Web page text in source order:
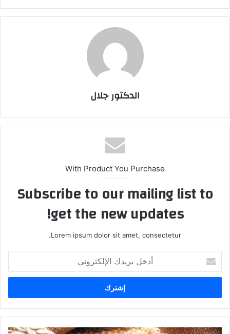
الدكتور جلال
With Product You Purchase
Subscribe to our mailing list to
get the new updates!
Lorem ipsum dolor sit amet, consectetur.
بريدك
الإلكتروني